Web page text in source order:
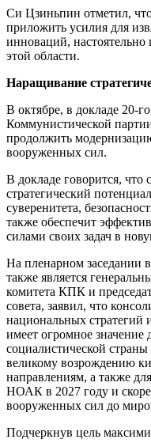
Си Цзиньпин отметил,
приложить усилия для
инноваций, настоятельно
этой области.
Наращивание
В октябре, в докладе 20-
Коммунистической
продолжить
вооруженных сил.
В докладе говорится, что
стратегический
суверенитета,
также обеспечит
силами своих задач в
На пленарном заседании
также является
комитета КПК и
совета, заявил, что
национальных стратегий
имеет огромное значение
социалистической
великому возрождению
направлениям, а также
НОАК в 2027 году и
вооруженных сил до
Подчеркнув цель